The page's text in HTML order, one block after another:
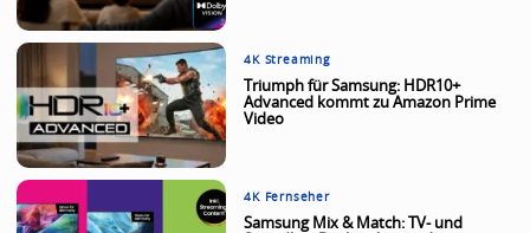
4K Streaming
Triumph für Samsung: HDR10+
Advanced kommt zu Amazon Prime
Video
4K Fernseher
Samsung Mix & Match: TV- und